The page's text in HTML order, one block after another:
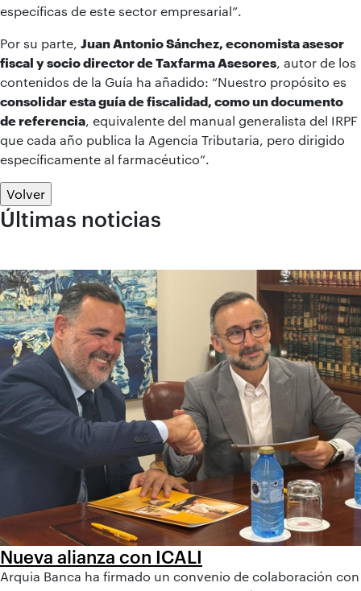
específicas de este sector empresarial”.
Por su parte, Juan Antonio Sánchez, economista asesor
fiscal y socio director de Taxfarma Asesores , autor de los
contenidos de la Guía ha añadido: “Nuestro propósito es
consolidar esta guía de fiscalidad, como un documento
de referencia , equivalente del manual generalista del IRPF
que cada año publica la Agencia Tributaria, pero dirigido
específicamente al farmacéutico”.
Volver
Últimas noticias
Nueva alianza con ICALI
Arquia Banca ha firmado un convenio de colaboración con